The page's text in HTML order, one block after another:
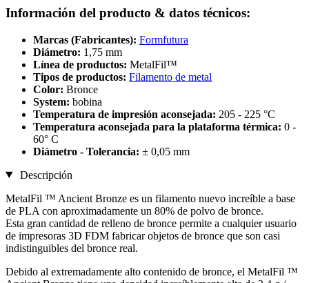
Información del producto & datos técnicos:
Marcas (Fabricantes): Formfutura
Diámetro: 1,75 mm
Línea de productos: MetalFil™
Tipos de productos: Filamento de metal
Color: Bronce
System: bobina
Temperatura de impresión aconsejada: 205 - 225 °C
Temperatura aconsejada para la plataforma térmica: 0 -
60° C
Diámetro - Tolerancia: ± 0,05 mm
Descripción
MetalFil ™ Ancient Bronze es un filamento nuevo increíble a base
de PLA con aproximadamente un 80% de polvo de bronce.
Esta gran cantidad de relleno de bronce permite a cualquier usuario
de impresoras 3D FDM fabricar objetos de bronce que son casi
indistinguibles del bronce real.
Debido al extremadamente alto contenido de bronce, el MetalFil ™